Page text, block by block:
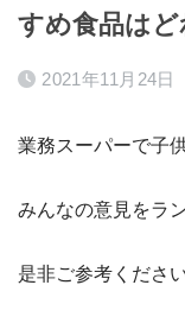
すめ食品はど
2021年11月24日
業務スーパーで子
みんなの意見をラ
是非ご参考ください